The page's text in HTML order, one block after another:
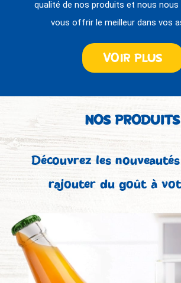
qualité de nos produits et nous nous
vous offrir le meilleur dans vos
VOIR PLUS
NOS PRODUITS
Découvrez les
rajouter du goût à